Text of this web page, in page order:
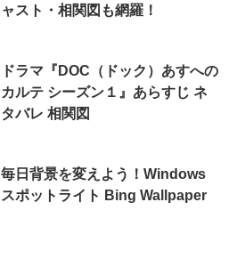
ャスト・相関図も網羅！
ドラマ『DOC（ドック）あすへの
カルテ シーズン１』あらすじ ネ
タバレ 相関図
毎日背景を変えよう！Windows
スポットライト Bing Wallpaper